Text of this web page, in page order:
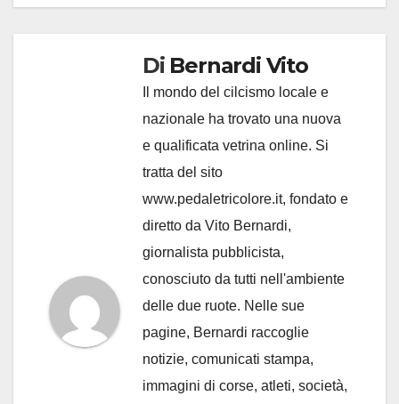
Di Bernardi Vito
Il mondo del cilcismo locale e
nazionale ha trovato una nuova
e qualificata vetrina online. Si
tratta del sito
www.pedaletricolore.it, fondato e
diretto da Vito Bernardi,
giornalista pubblicista,
conosciuto da tutti nell'ambiente
delle due ruote. Nelle sue
pagine, Bernardi raccoglie
notizie, comunicati stampa,
immagini di corse, atleti, società,